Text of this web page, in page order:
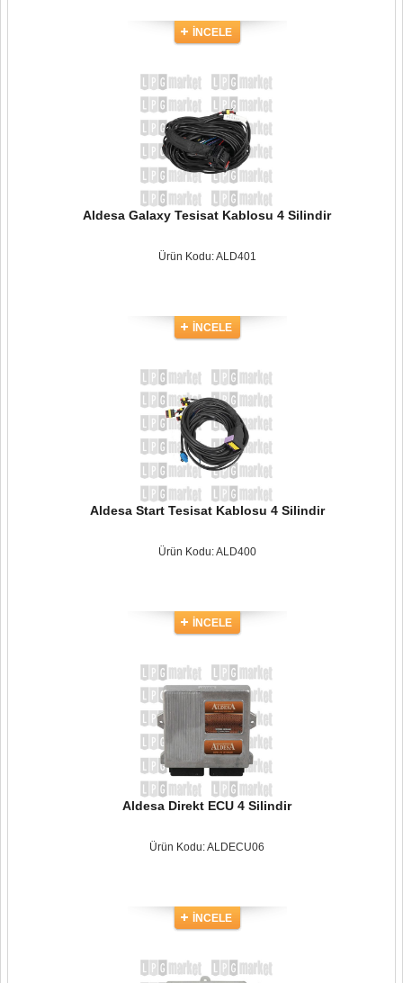
İNCELE
Aldesa Galaxy Tesisat Kablosu 4 Silindir
Ürün Kodu: ALD401
İNCELE
Aldesa Start Tesisat Kablosu 4 Silindir
Ürün Kodu: ALD400
İNCELE
Aldesa Direkt ECU 4 Silindir
Ürün Kodu: ALDECU06
İNCELE